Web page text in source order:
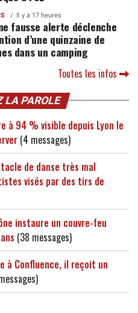
Il y a 17 heures
fausse alerte déclenche
d’une quinzaine de
dans un camping
Toutes les infos
LA PAROLE
à 94 % visible depuis Lyon le
(4 messages)
de danse très mal
visés par des tirs de
instaure un couvre-feu
(38 messages)
à Confluence, il reçoit un